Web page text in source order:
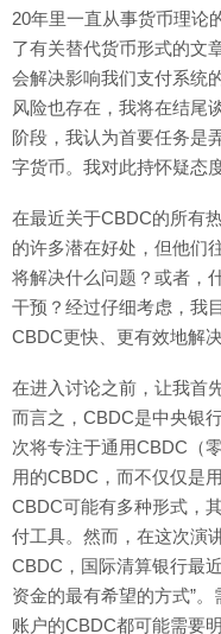
20年里一直从事货币理论
了有关替代货币形式的文
会解决影响我们支付系统
风险也存在，我将在结尾
阶段，我认为首要任务是
字货币。我对此持怀疑态度
在最近关于CBDC的所有
的许多潜在好处，但他们
将解决什么问题？或者，
干预？经过仔细考虑，我
CBDC更快、更有效地解
在进入讨论之前，让我首
而言之，CBDC是中央银
次将专注于通用CBDC（
用的CBDC，而不仅仅是
CBDC可能有多种形式，
付工具。然而，在这次演
CBDC，国际清算银行最
资金的最有希望的方式”
账户的CBDC都可能需要